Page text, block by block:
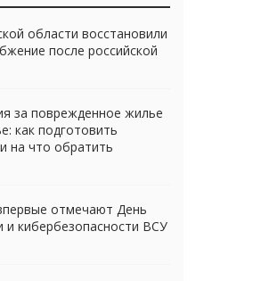
области восстановили
после российской
за поврежденное жилье
как подготовить
на что обратить
отмечают День
и кибербезопасности ВСУ